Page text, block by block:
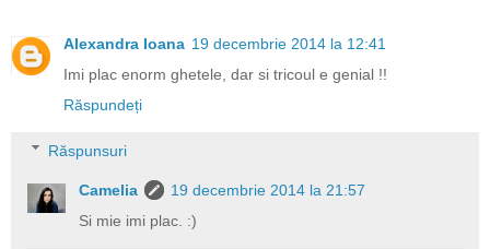
Alexandra Ioana 19 decembrie 2014 la 12:41
Imi plac enorm ghetele, dar si tricoul e genial !!
Răspundeți
Răspunsuri
Camelia
19 decembrie 2014 la 21:57
Si mie imi plac. :)